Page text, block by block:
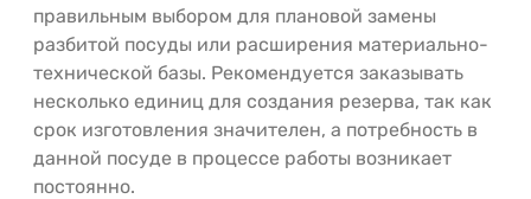
правильным выбором для плановой замены
разбитой посуды или расширения материально-
технической базы. Рекомендуется заказывать
несколько единиц для создания резерва, так как
срок изготовления значителен, а потребность в
данной посуде в процессе работы возникает
постоянно.